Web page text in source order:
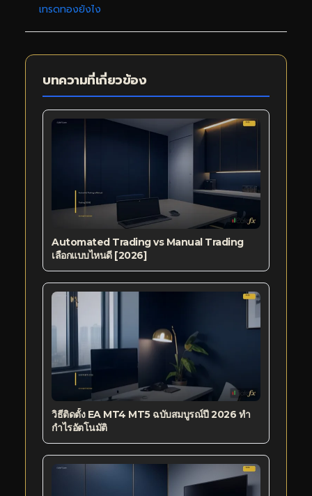
เทรดทองยังไง
บทความที่เกี่ยวข้อง
Automated Trading vs Manual Trading
เลือกแบบไหนดี [2026]
วิธีติดตั้ง EA MT4 MT5 ฉบับสมบูรณ์ปี 2026 ทำ
กำไรอัตโนมัติ